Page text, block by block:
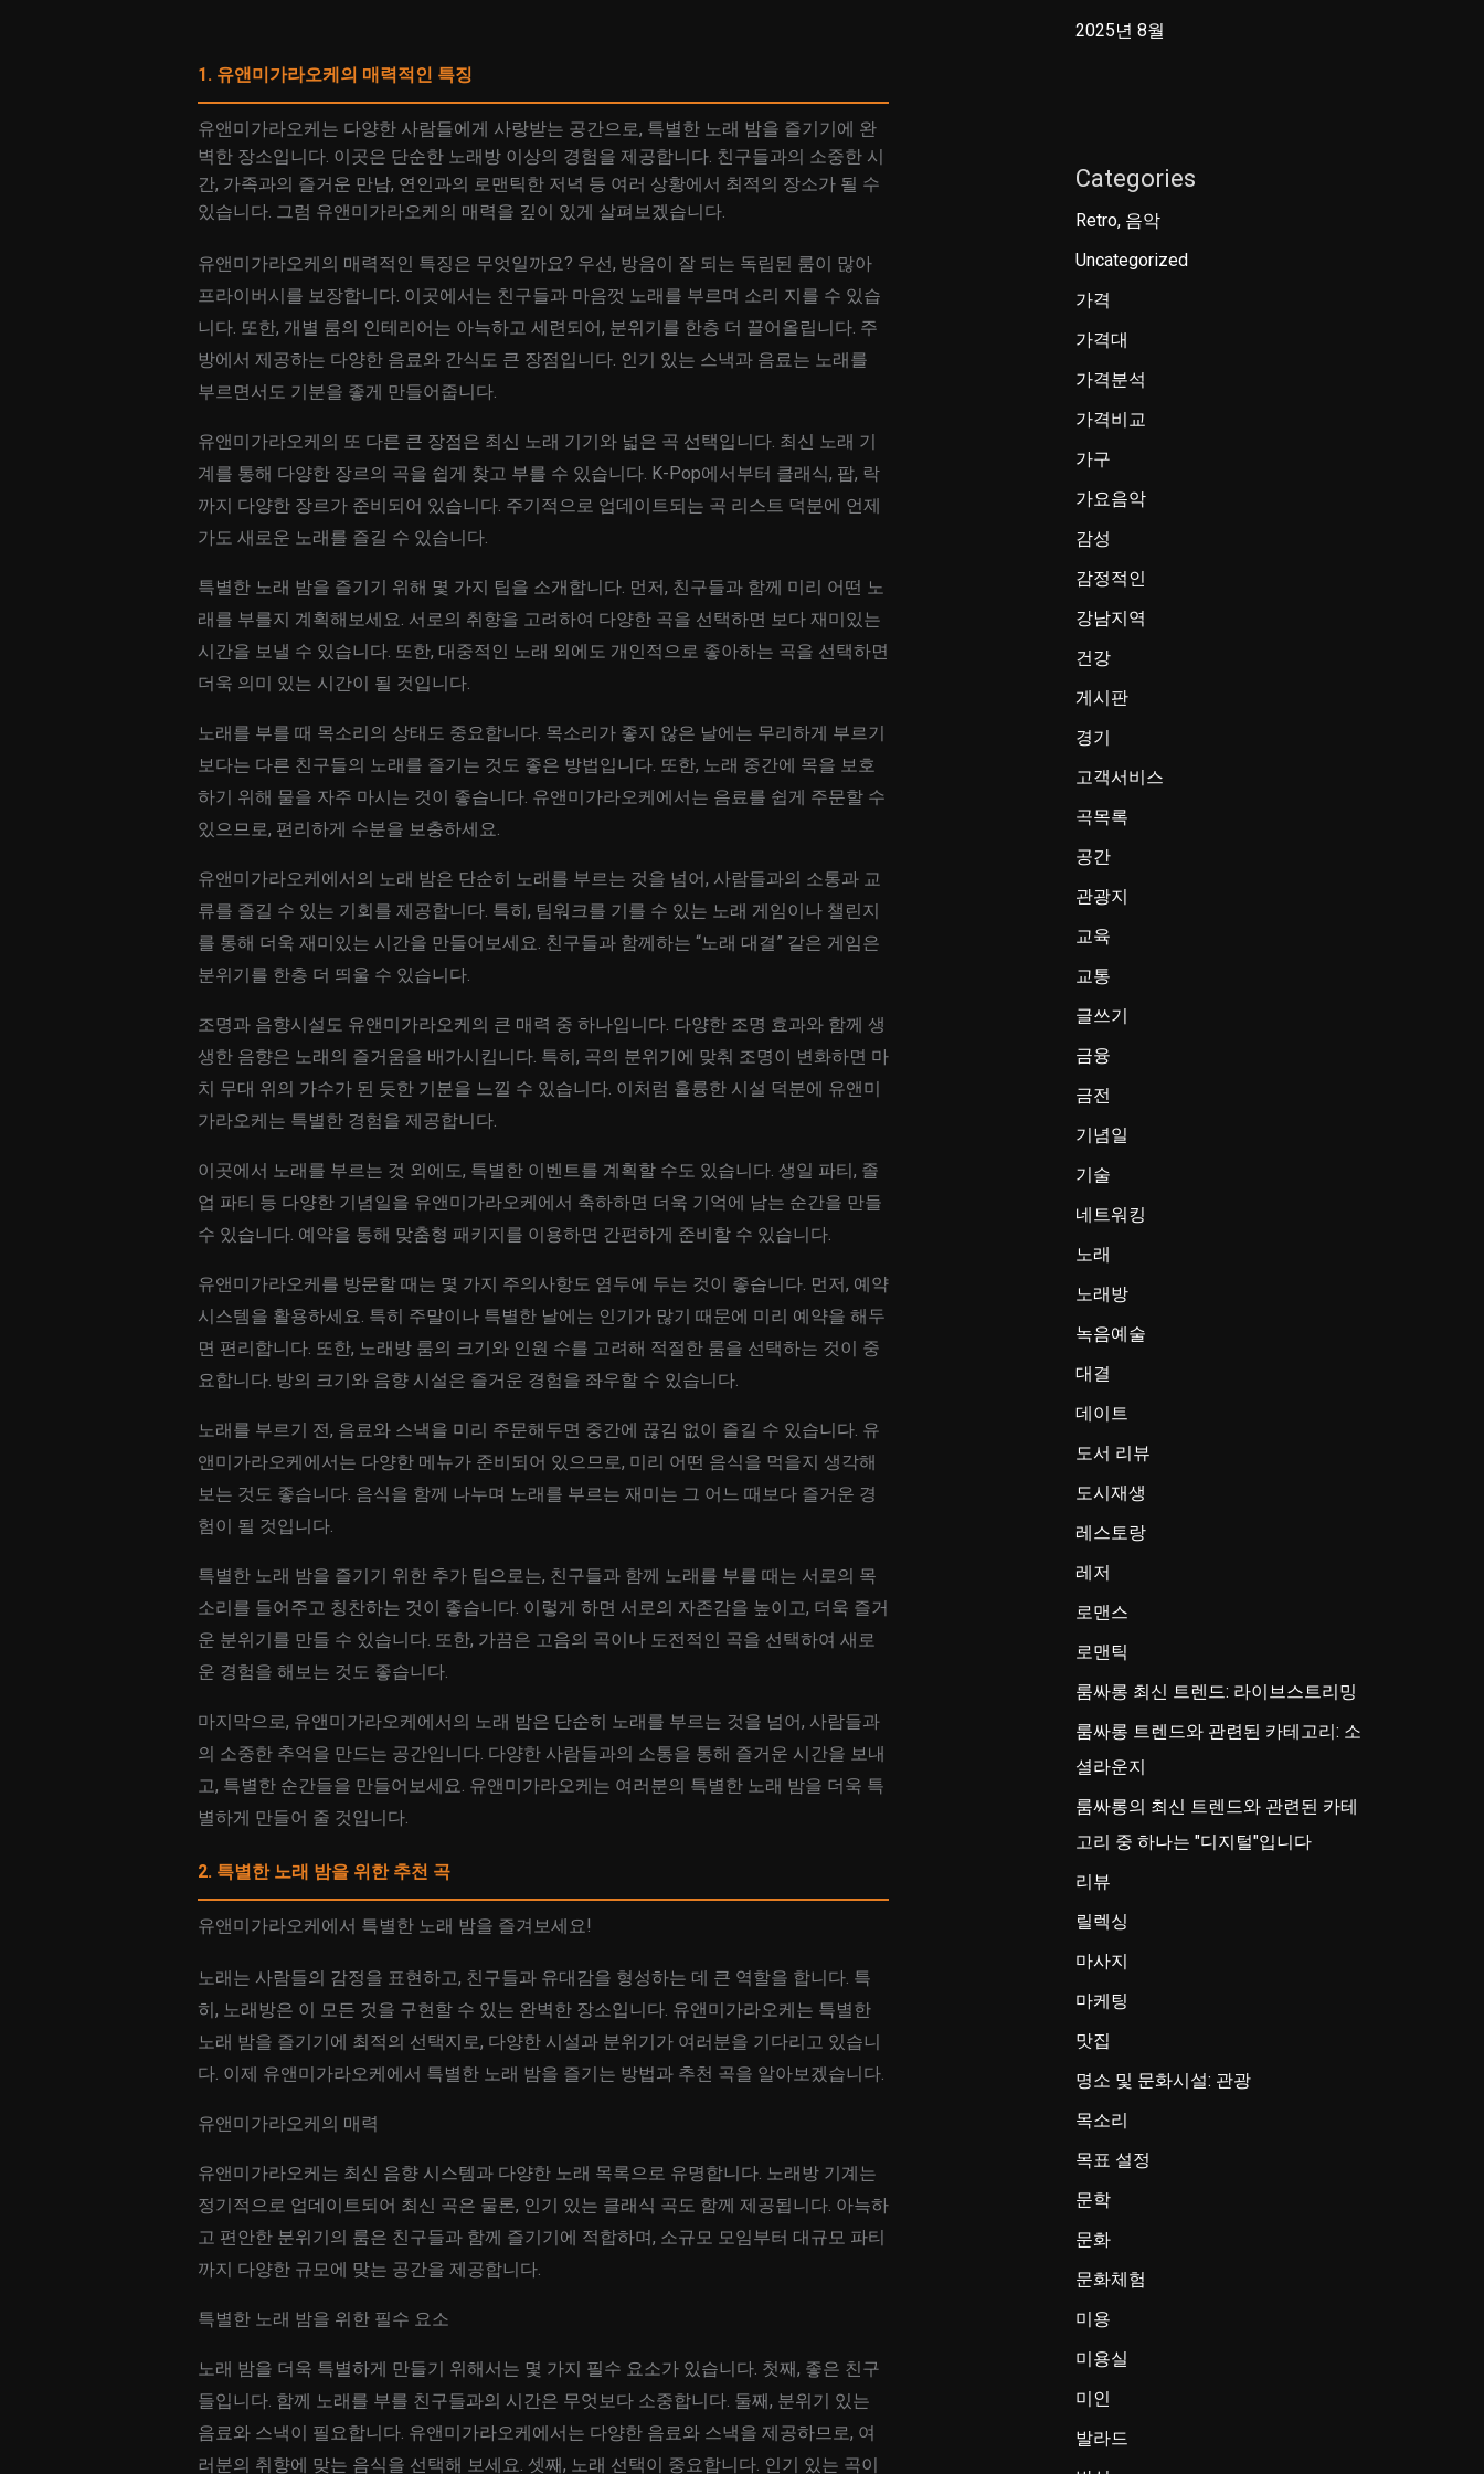
1. 유앤미가라오케의 매력적인 특징
유앤미가라오케는 다양한 사람들에게 사랑받는 공간으로, 특별한 노래 밤을 즐기기에 완
벽한 장소입니다. 이곳은 단순한 노래방 이상의 경험을 제공합니다. 친구들과의 소중한 시
간, 가족과의 즐거운 만남, 연인과의 로맨틱한 저녁 등 여러 상황에서 최적의 장소가 될 수
있습니다. 그럼 유앤미가라오케의 매력을 깊이 있게 살펴보겠습니다.
유앤미가라오케의 매력적인 특징은 무엇일까요? 우선, 방음이 잘 되는 독립된 룸이 많아
프라이버시를 보장합니다. 이곳에서는 친구들과 마음껏 노래를 부르며 소리 지를 수 있습
니다. 또한, 개별 룸의 인테리어는 아늑하고 세련되어, 분위기를 한층 더 끌어올립니다. 주
방에서 제공하는 다양한 음료와 간식도 큰 장점입니다. 인기 있는 스낵과 음료는 노래를
부르면서도 기분을 좋게 만들어줍니다.
유앤미가라오케의 또 다른 큰 장점은 최신 노래 기기와 넓은 곡 선택입니다. 최신 노래 기
계를 통해 다양한 장르의 곡을 쉽게 찾고 부를 수 있습니다. K-Pop에서부터 클래식, 팝, 락
까지 다양한 장르가 준비되어 있습니다. 주기적으로 업데이트되는 곡 리스트 덕분에 언제
가도 새로운 노래를 즐길 수 있습니다.
특별한 노래 밤을 즐기기 위해 몇 가지 팁을 소개합니다. 먼저, 친구들과 함께 미리 어떤 노
래를 부를지 계획해보세요. 서로의 취향을 고려하여 다양한 곡을 선택하면 보다 재미있는
시간을 보낼 수 있습니다. 또한, 대중적인 노래 외에도 개인적으로 좋아하는 곡을 선택하면
더욱 의미 있는 시간이 될 것입니다.
노래를 부를 때 목소리의 상태도 중요합니다. 목소리가 좋지 않은 날에는 무리하게 부르기
보다는 다른 친구들의 노래를 즐기는 것도 좋은 방법입니다. 또한, 노래 중간에 목을 보호
하기 위해 물을 자주 마시는 것이 좋습니다. 유앤미가라오케에서는 음료를 쉽게 주문할 수
있으므로, 편리하게 수분을 보충하세요.
유앤미가라오케에서의 노래 밤은 단순히 노래를 부르는 것을 넘어, 사람들과의 소통과 교
류를 즐길 수 있는 기회를 제공합니다. 특히, 팀워크를 기를 수 있는 노래 게임이나 챌린지
를 통해 더욱 재미있는 시간을 만들어보세요. 친구들과 함께하는 “노래 대결” 같은 게임은
분위기를 한층 더 띄울 수 있습니다.
조명과 음향시설도 유앤미가라오케의 큰 매력 중 하나입니다. 다양한 조명 효과와 함께 생
생한 음향은 노래의 즐거움을 배가시킵니다. 특히, 곡의 분위기에 맞춰 조명이 변화하면 마
치 무대 위의 가수가 된 듯한 기분을 느낄 수 있습니다. 이처럼 훌륭한 시설 덕분에 유앤미
가라오케는 특별한 경험을 제공합니다.
이곳에서 노래를 부르는 것 외에도, 특별한 이벤트를 계획할 수도 있습니다. 생일 파티, 졸
업 파티 등 다양한 기념일을 유앤미가라오케에서 축하하면 더욱 기억에 남는 순간을 만들
수 있습니다. 예약을 통해 맞춤형 패키지를 이용하면 간편하게 준비할 수 있습니다.
유앤미가라오케를 방문할 때는 몇 가지 주의사항도 염두에 두는 것이 좋습니다. 먼저, 예약
시스템을 활용하세요. 특히 주말이나 특별한 날에는 인기가 많기 때문에 미리 예약을 해두
면 편리합니다. 또한, 노래방 룸의 크기와 인원 수를 고려해 적절한 룸을 선택하는 것이 중
요합니다. 방의 크기와 음향 시설은 즐거운 경험을 좌우할 수 있습니다.
노래를 부르기 전, 음료와 스낵을 미리 주문해두면 중간에 끊김 없이 즐길 수 있습니다. 유
앤미가라오케에서는 다양한 메뉴가 준비되어 있으므로, 미리 어떤 음식을 먹을지 생각해
보는 것도 좋습니다. 음식을 함께 나누며 노래를 부르는 재미는 그 어느 때보다 즐거운 경
험이 될 것입니다.
특별한 노래 밤을 즐기기 위한 추가 팁으로는, 친구들과 함께 노래를 부를 때는 서로의 목
소리를 들어주고 칭찬하는 것이 좋습니다. 이렇게 하면 서로의 자존감을 높이고, 더욱 즐거
운 분위기를 만들 수 있습니다. 또한, 가끔은 고음의 곡이나 도전적인 곡을 선택하여 새로
운 경험을 해보는 것도 좋습니다.
마지막으로, 유앤미가라오케에서의 노래 밤은 단순히 노래를 부르는 것을 넘어, 사람들과
의 소중한 추억을 만드는 공간입니다. 다양한 사람들과의 소통을 통해 즐거운 시간을 보내
고, 특별한 순간들을 만들어보세요. 유앤미가라오케는 여러분의 특별한 노래 밤을 더욱 특
별하게 만들어 줄 것입니다.
2. 특별한 노래 밤을 위한 추천 곡
유앤미가라오케에서 특별한 노래 밤을 즐겨보세요!
노래는 사람들의 감정을 표현하고, 친구들과 유대감을 형성하는 데 큰 역할을 합니다. 특
히, 노래방은 이 모든 것을 구현할 수 있는 완벽한 장소입니다. 유앤미가라오케는 특별한
노래 밤을 즐기기에 최적의 선택지로, 다양한 시설과 분위기가 여러분을 기다리고 있습니
다. 이제 유앤미가라오케에서 특별한 노래 밤을 즐기는 방법과 추천 곡을 알아보겠습니다.
유앤미가라오케의 매력
유앤미가라오케는 최신 음향 시스템과 다양한 노래 목록으로 유명합니다. 노래방 기계는
정기적으로 업데이트되어 최신 곡은 물론, 인기 있는 클래식 곡도 함께 제공됩니다. 아늑하
고 편안한 분위기의 룸은 친구들과 함께 즐기기에 적합하며, 소규모 모임부터 대규모 파티
까지 다양한 규모에 맞는 공간을 제공합니다.
특별한 노래 밤을 위한 필수 요소
노래 밤을 더욱 특별하게 만들기 위해서는 몇 가지 필수 요소가 있습니다. 첫째, 좋은 친구
들입니다. 함께 노래를 부를 친구들과의 시간은 무엇보다 소중합니다. 둘째, 분위기 있는
음료와 스낵이 필요합니다. 유앤미가라오케에서는 다양한 음료와 스낵을 제공하므로, 여
러분의 취향에 맞는 음식을 선택해 보세요. 셋째, 노래 선택이 중요합니다. 인기 있는 곡이
2025년 8월
Categories
Retro, 음악
Uncategorized
가격
가격대
가격분석
가격비교
가구
가요음악
감성
감정적인
강남지역
건강
게시판
경기
고객서비스
곡목록
공간
관광지
교육
교통
글쓰기
금융
금전
기념일
기술
네트워킹
노래
노래방
녹음예술
대결
데이트
도서 리뷰
도시재생
레스토랑
레저
로맨스
로맨틱
룸싸롱 최신 트렌드: 라이브스트리밍
룸싸롱 트렌드와 관련된 카테고리: 소
셜라운지
룸싸롱의 최신 트렌드와 관련된 카테
고리 중 하나는 "디지털"입니다
리뷰
릴렉싱
마사지
마케팅
맛집
명소 및 문화시설: 관광
목소리
목표 설정
문학
문화
문화체험
미용
미용실
미인
발라드